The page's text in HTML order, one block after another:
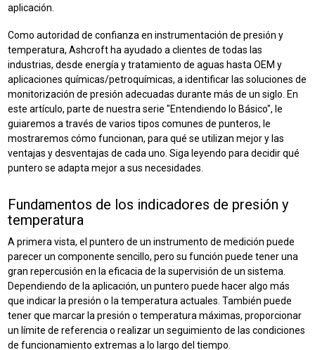
aplicación.
Como autoridad de confianza en instrumentación de presión y
temperatura, Ashcroft ha ayudado a clientes de todas las
industrias, desde energía y tratamiento de aguas hasta OEM y
aplicaciones químicas/petroquímicas, a identificar las soluciones de
monitorización de presión adecuadas durante más de un siglo. En
este artículo, parte de nuestra serie "Entendiendo lo Básico", le
guiaremos a través de varios tipos comunes de punteros, le
mostraremos cómo funcionan, para qué se utilizan mejor y las
ventajas y desventajas de cada uno. Siga leyendo para decidir qué
puntero se adapta mejor a sus necesidades.
Fundamentos de los indicadores de presión y
temperatura
A primera vista, el puntero de un instrumento de medición puede
parecer un componente sencillo, pero su función puede tener una
gran repercusión en la eficacia de la supervisión de un sistema.
Dependiendo de la aplicación, un puntero puede hacer algo más
que indicar la presión o la temperatura actuales. También puede
tener que marcar la presión o temperatura máximas, proporcionar
un límite de referencia o realizar un seguimiento de las condiciones
de funcionamiento extremas a lo largo del tiempo.